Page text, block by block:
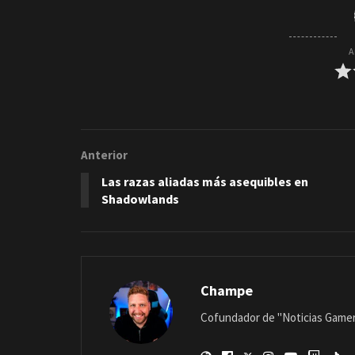
Anterior
Las razas aliadas más asequibles en
Shadowlands
Champe
Cofundador de "Noticias